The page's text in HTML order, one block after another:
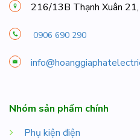
216/13B Thạnh Xuân
0906 690 290
Nhóm sản phẩm chính
Phụ kiện điện